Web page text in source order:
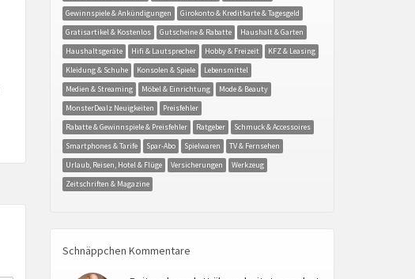
Gewinnspiele & Ankündigungen
Girokonto & Kreditkarte & Tagesgeld
Gratisartikel & Kostenlos
Gutscheine & Rabatte
Haushalt & Garten
Haushaltsgeräte
Hifi & Lautsprecher Hobby & Freizeit
KFZ & Leasing
Kleidung & Schuhe
Konsolen & Spiele
Lebensmittel
Medien & Streaming
Möbel & Einrichtung
Mode & Beauty
MonsterDealz Neuigkeiten
Preisfehler
Rabatte & Gewinnspiele & Preisfehler
Ratgeber
Schmuck & Accessoires
Smartphones & Tarife
Spar-Abo Spielwaren
TV & Fernsehen
Urlaub, Reisen, Hotel & Flüge
Versicherungen
Werkzeug
Zeitschriften & Magazine
Schnäppchen Kommentare